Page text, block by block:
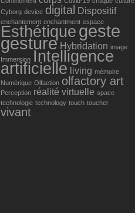
Cyborg device digital Dispositif
enchantement enchantment espace
Esthétiquegeste
gesture Hybridation image
Immersion Intelligence
artificielle living mémoire
Numérique Olfaction olfactory art
Perception réalité virtuelle space
technologie technology touch toucher
vivant